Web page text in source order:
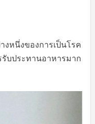
งหนึ่งของการเป็นโรค
รับประทานอาหารมาก